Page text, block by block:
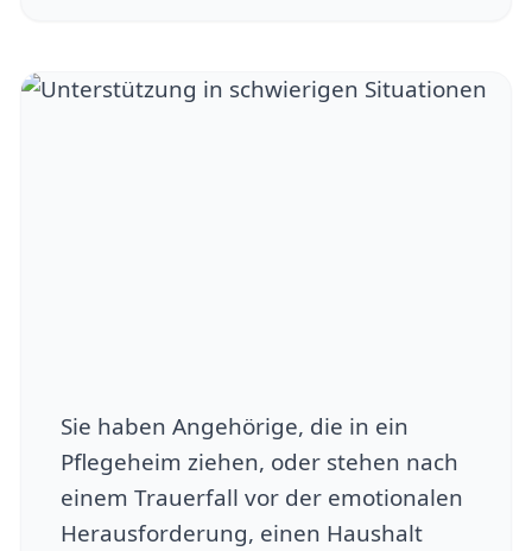
Sie haben Angehörige, die in ein
Pflegeheim ziehen, oder stehen nach
einem Trauerfall vor der emotionalen
Herausforderung, einen Haushalt